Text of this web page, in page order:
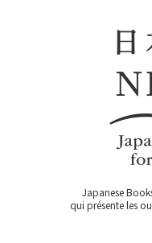
Japanese
qui présente les